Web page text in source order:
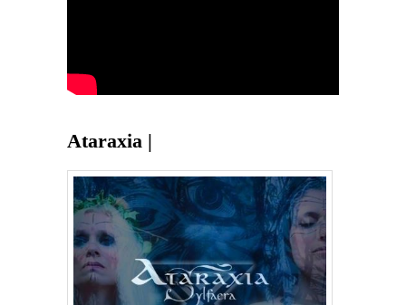
Ataraxia |